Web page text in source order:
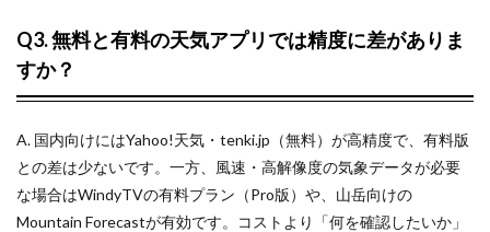
Q3. 無料と有料の天気アプリでは精度に差がありま
すか？
A. 国内向けにはYahoo!天気・tenki.jp（無料）が高精度で、有料版
との差は少ないです。一方、風速・高解像度の気象データが必要
な場合はWindyTVの有料プラン（Pro版）や、山岳向けの
Mountain Forecastが有効です。コストより「何を確認したいか」